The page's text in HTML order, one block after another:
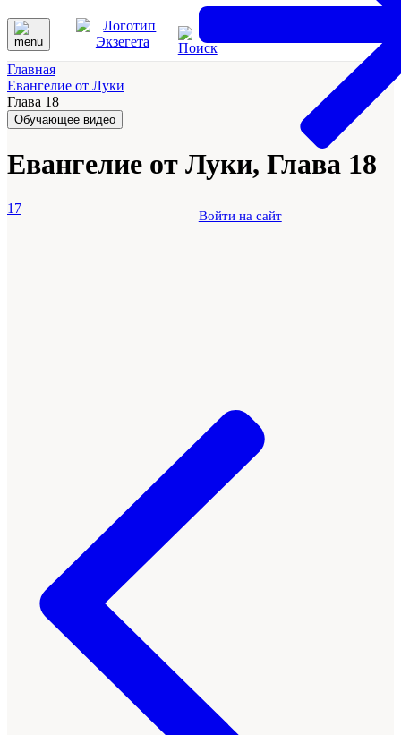
Войти на сайт
Главная
Евангелие от Луки
Глава 18
Обучающее видео
Евангелие от Луки, Глава 18
17